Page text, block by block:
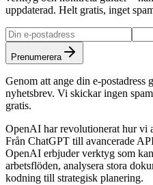
uppdaterad. Helt gratis, inget
Prenumerera
Genom att ange din e-postadress
nyhetsbrev. Vi skickar ingen
gratis.
OpenAI har revolutionerat hur vi
Från ChatGPT till avancerade
OpenAI erbjuder verktyg som
arbetsflöden, analysera stora
kodning till strategisk planering.